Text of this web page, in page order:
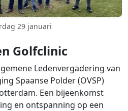
29 januari
Golfclinic
Ledenvergadering van
Spaanse Polder (OVSP)
Een bijeenkomst
en ontspanning op een